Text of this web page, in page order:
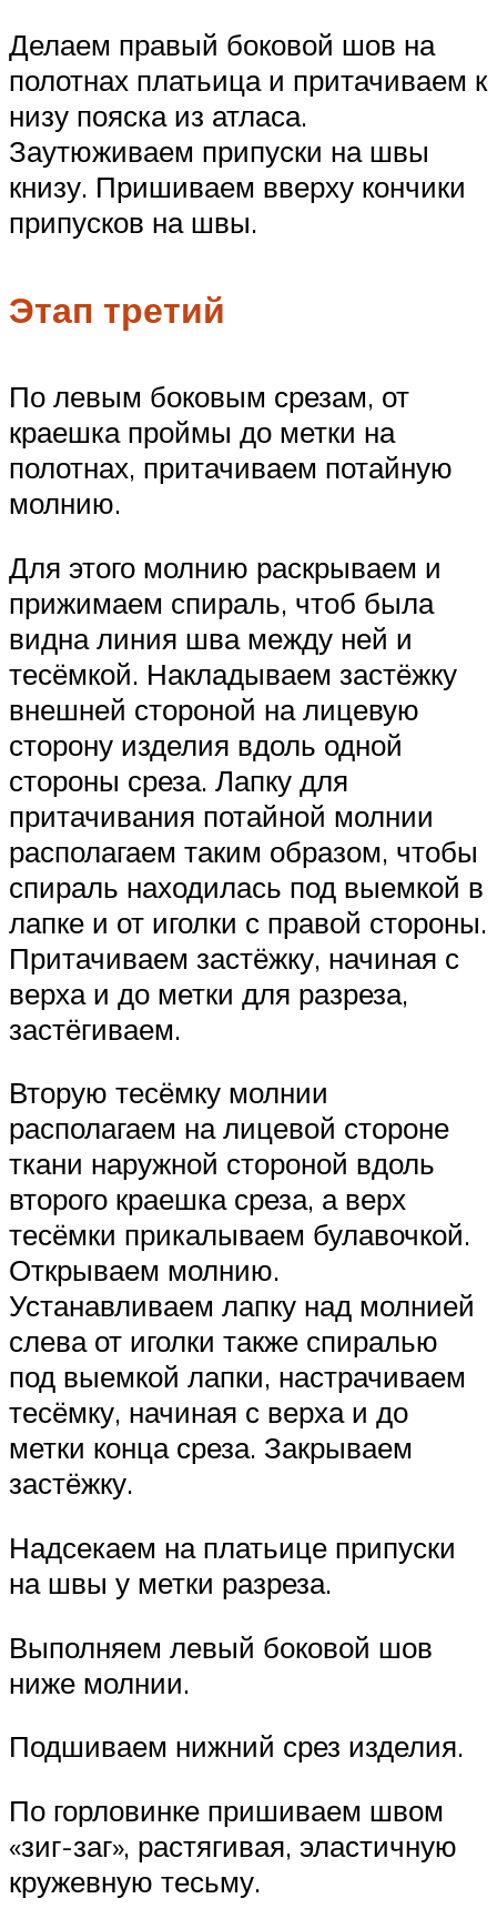
Делаем правый боковой шов на
полотнах платьица и притачиваем к
низу пояска из атласа.
Заутюживаем припуски на швы
книзу. Пришиваем вверху кончики
припусков на швы.
Этап третий
По левым боковым срезам, от
краешка проймы до метки на
полотнах, притачиваем потайную
молнию.
Для этого молнию раскрываем и
прижимаем спираль, чтоб была
видна линия шва между ней и
тесёмкой. Накладываем застёжку
внешней стороной на лицевую
сторону изделия вдоль одной
стороны среза. Лапку для
притачивания потайной молнии
располагаем таким образом, чтобы
спираль находилась под выемкой в
лапке и от иголки с правой стороны.
Притачиваем застёжку, начиная с
верха и до метки для разреза,
застёгиваем.
Вторую тесёмку молнии
располагаем на лицевой стороне
ткани наружной стороной вдоль
второго краешка среза, а верх
тесёмки прикалываем булавочкой.
Открываем молнию.
Устанавливаем лапку над молнией
слева от иголки также спиралью
под выемкой лапки, настрачиваем
тесёмку, начиная с верха и до
метки конца среза. Закрываем
застёжку.
Надсекаем на платьице припуски
на швы у метки разреза.
Выполняем левый боковой шов
ниже молнии.
Подшиваем нижний срез изделия.
По горловинке пришиваем швом
«зиг-заг», растягивая, эластичную
кружевную тесьму.